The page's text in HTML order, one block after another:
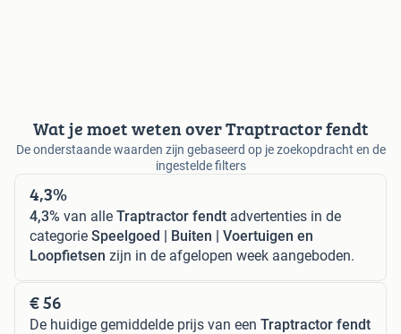
Wat je moet weten over Traptractor fendt
De onderstaande waarden zijn gebaseerd op je zoekopdracht en de
ingestelde filters
4,3%
4,3% van alle Traptractor fendt advertenties in de
categorie Speelgoed | Buiten | Voertuigen en
Loopfietsen zijn in de afgelopen week aangeboden.
€ 56
De huidige gemiddelde prijs van een Traptractor fendt